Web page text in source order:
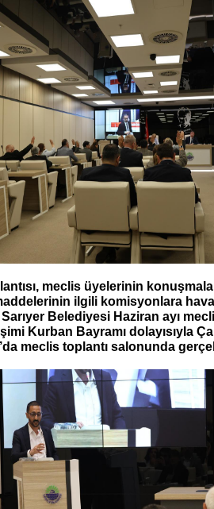
meclis üyelerinin
ilgili komisyonlara
Belediyesi Haziran ayı
Kurban Bayramı dolayısıyla
meclis toplantı salonunda